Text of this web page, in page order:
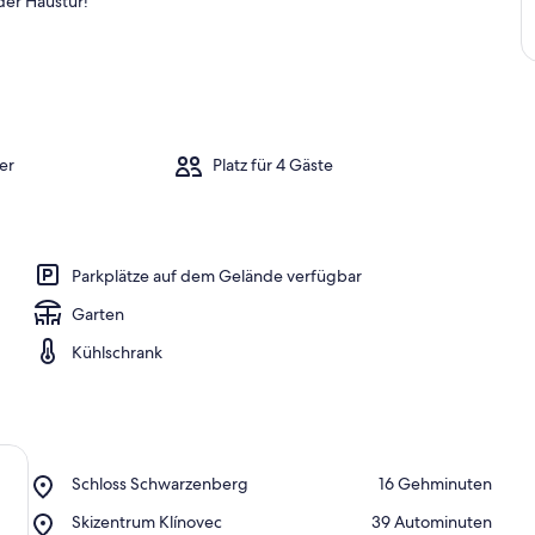
n
b
e
w
e
r
Platz für 4 Gäste
Parkplätze auf dem Gelände verfügbar
Garten
Kühlschrank
Schloss Schwarzenberg
Place,
Schwarzenberg
‪16 Gehminuten‬
Skizentrum Klínovec
Place,
‪39 Autominuten‬